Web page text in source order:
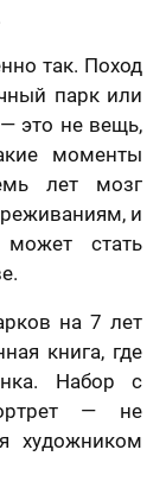
так. Поход
парк или
это не вещь,
моменты
лет мозг
и
стать
на 7 лет
книга, где
Набор с
— не
художником